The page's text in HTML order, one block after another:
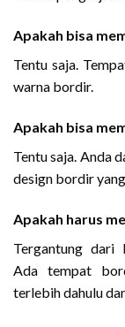
Apakah bisa
Tentu saja.
warna bordir.
Apakah bisa
Tentu saja. Anda
design bordir
Apakah harus
Tergantung dari
Ada tempat
terlebih dahulu